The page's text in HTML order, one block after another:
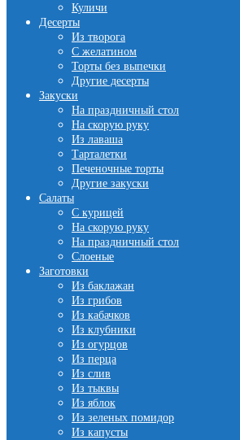
Куличи
Десерты
Из творога
С желатином
Торты без выпечки
Другие десерты
Закуски
На праздничный стол
На скорую руку
Из лаваша
Тарталетки
Печеночные торты
Другие закуски
Салаты
С курицей
На скорую руку
На праздничный стол
Слоеные
Заготовки
Из баклажан
Из грибов
Из кабачков
Из клубники
Из огурцов
Из перца
Из слив
Из тыквы
Из яблок
Из зеленых помидор
Из капусты